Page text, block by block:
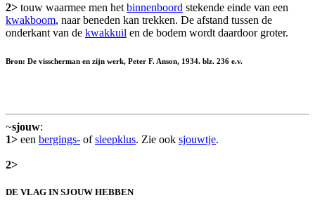
2> touw waarmee men het binnenboord stekende einde van een
kwakboom, naar beneden kan trekken. De afstand tussen de
onderkant van de kwakkuil en de bodem wordt daardoor groter.
Bron: De visscherman en zijn werk, Peter F. Anson, 1934. blz. 236 e.v.
~sjouw:
1> een bergings- ofsleepklus. Zie ook sjouwtje.
2>
DE VLAG IN SJOUW HEBBEN